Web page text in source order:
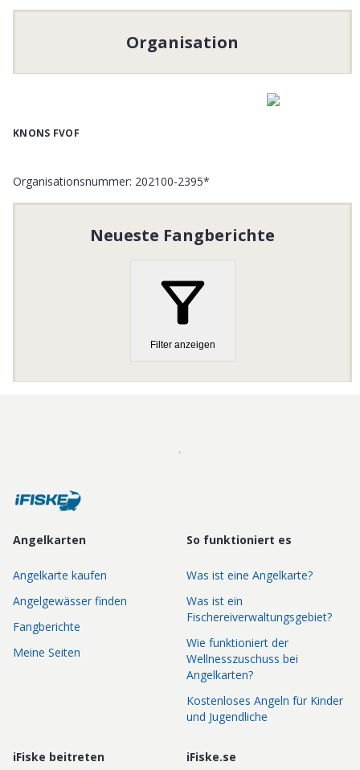
Organisation
KNONS FVOF
Organisationsnummer: 202100-2395*
Neueste Fangberichte
Filter anzeigen
Angelkarten
Angelkarte kaufen
Angelgewässer finden
Fangberichte
Meine Seiten
So funktioniert es
Was ist eine Angelkarte?
Was ist ein
Fischereiverwaltungsgebiet?
Wie funktioniert der
Wellnesszuschuss bei
Angelkarten?
Kostenloses Angeln für Kinder
und Jugendliche
iFiske beitreten iFiske.se